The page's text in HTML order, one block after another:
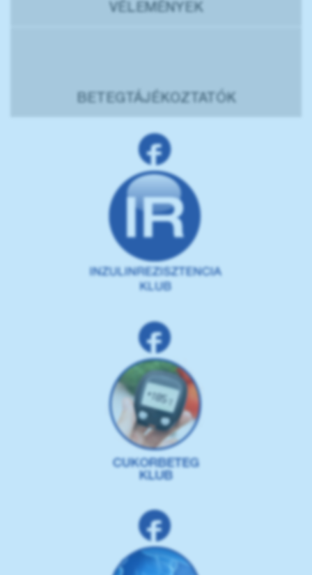
VÉLEMÉNYEK
BETEGTÁJÉKOZTATÓK